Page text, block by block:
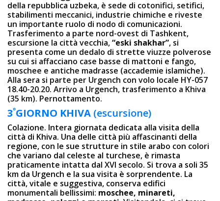
della repubblica uzbeka, è sede di cotonifici, setifici,
stabilimenti meccanici, industrie chimiche e riveste
un importante ruolo di nodo di comunicazioni.
Trasferimento a parte nord-ovest di Tashkent,
escursione la città vecchia,“eski shakhar”, si
presenta come un dedalo di strette viuzze polverose
su cui si affacciano case basse di mattoni e fango,
moschee e antiche madrasse (accademie islamiche).
Alla sera si parte per Urgench con volo locale HY-057
18.40-20.20. Arrivo a Urgench, trasferimento a Khiva
(35 km). Pernottamento.
3ºGIORNO KHIVA (escursione)
Colazione. Intera giornata dedicata alla visita della
città di Khiva. Una delle città più affascinanti della
regione, con le sue strutture in stile arabo con colori
che variano dal celeste al turchese, è rimasta
praticamente intatta dal XVI secolo. Si trova a soli 35
km da Urgench e la sua visita è sorprendente. La
città, vitale e suggestiva, conserva edifici
monumentali bellissimi: moschee, minareti,